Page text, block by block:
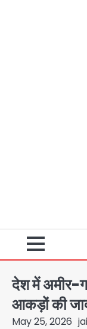
देश में अमीर-
आकड़ों की
May 25, 2026